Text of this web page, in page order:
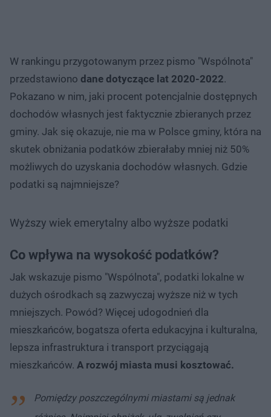
W rankingu przygotowanym przez pismo "Wspólnota"
przedstawiono dane dotyczące lat 2020-2022.
Pokazano w nim, jaki procent potencjalnie dostępnych
dochodów własnych jest faktycznie zbieranych przez
gminy. Jak się okazuje, nie ma w Polsce gminy, która na
skutek obniżania podatków zbierałaby mniej niż 50%
możliwych do uzyskania dochodów własnych. Gdzie
podatki są najmniejsze?
Wyższy wiek emerytalny albo wyższe podatki
Co wpływa na wysokość podatków?
Jak wskazuje pismo "Wspólnota", podatki lokalne w
dużych ośrodkach są zazwyczaj wyższe niż w tych
mniejszych. Powód? Więcej udogodnień dla
mieszkańców, bogatsza oferta edukacyjna i kulturalna,
lepsza infrastruktura i transport przyciągają
mieszkańców. A rozwój miasta musi kosztować.
Pomiędzy poszczególnymi miastami są jednak